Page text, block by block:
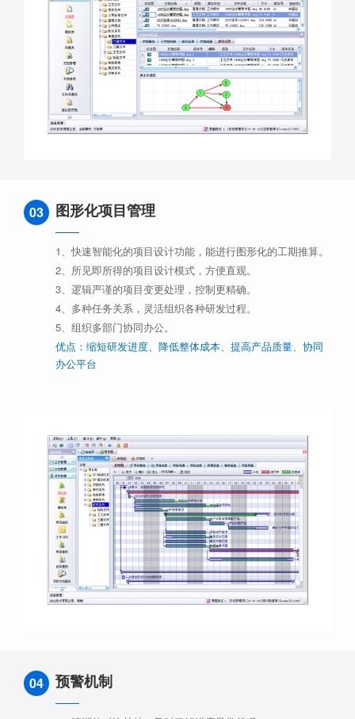
03 图形化项目管理
1、快速智能化的项目设计功能，能进行图形化的工期推算。
2、所见即所得的项目设计模式，方便直观。
3、逻辑严谨的项目变更处理，控制更精确。
4、多种任务关系，灵活组织各种研发过程。
5、组织多部门协同办公。
优点：缩短研发进度、降低整体成本、提高产品质量、协同
办公平台
04 预警机制